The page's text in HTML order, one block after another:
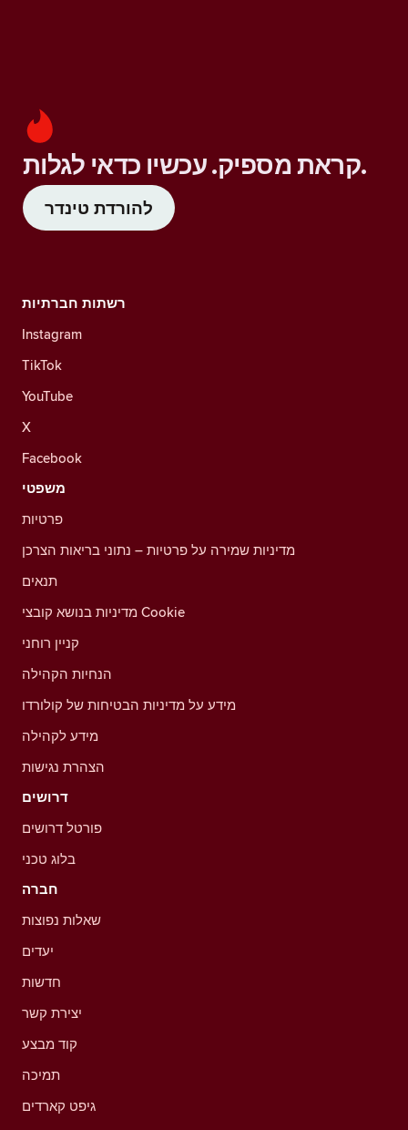
קראת מספיק. עכשיו כדאי לגלות.
להורדת טינדר
רשתות חברתיות
Instagram
TikTok
YouTube
X
Facebook
משפטי
פרטיות
מדיניות שמירה על פרטיות – נתוני בריאות הצרכן
תנאים
מדיניות בנושא קובצי Cookie
קניין רוחני
הנחיות הקהילה
מידע על מדיניות הבטיחות של קולורדו
מידע לקהילה
הצהרת נגישות
דרושים
פורטל דרושים
בלוג טכני
חברה
שאלות נפוצות
יעדים
חדשות
יצירת קשר
קוד מבצע
תמיכה
גיפט קארדים